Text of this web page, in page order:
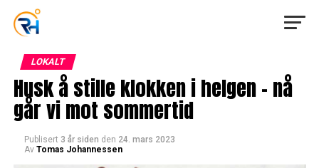
LOKALT
Husk å stille klokken i helgen – nå
går vi mot sommertid
Publisert 3 år siden den 24. mars 2023
Av Tomas Johannessen